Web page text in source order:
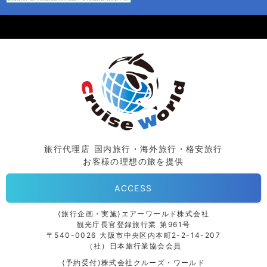
旅行代理店 国内旅行・海外旅行・格安旅行
お客様の理想の旅を提供
ACCESS
⟨旅行企画・実施⟩エアーワールド株式会社
観光庁長官登録旅行業 第961号
〒540-0026 大阪市中央区内本町2-2-14-207
（社）日本旅行業協会会員
⟨予約受付⟩株式会社クルーズ・ワールド